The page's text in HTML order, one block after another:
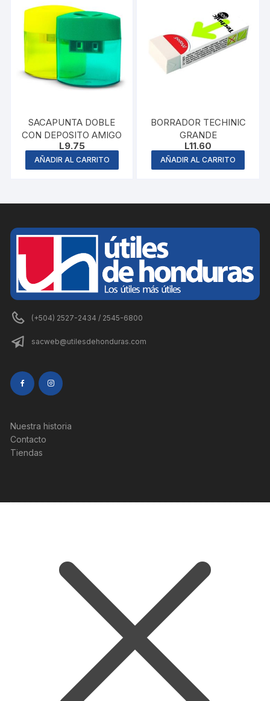
SACAPUNTA DOBLE
CON DEPOSITO AMIGO
L9.75
AÑADIR AL CARRITO
BORRADOR TECHINIC
GRANDE
L11.60
AÑADIR AL CARRITO
(+504) 2527-2434 / 2545-6800
sacweb@utilesdehonduras.com
Nuestra historia
Contacto
Tiendas